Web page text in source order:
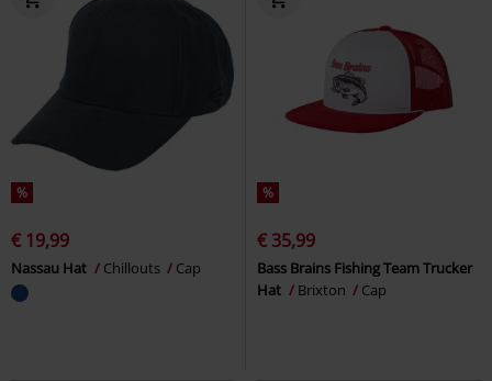
%
€ 19,99
Nassau Hat Chillouts Cap
%
€ 35,99
Bass Brains Fishing Team Trucker
Hat
Brixton Cap